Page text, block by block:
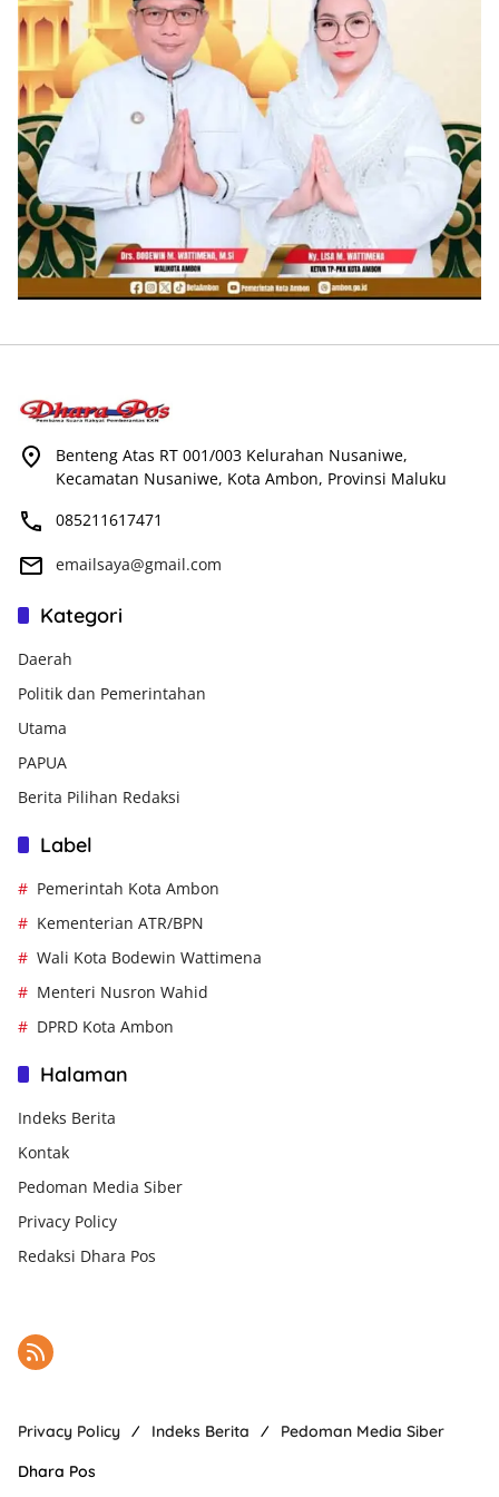
Benteng Atas RT 001/003 Kelurahan Nusaniwe,
Kecamatan Nusaniwe, Kota Ambon, Provinsi Maluku
085211617471
emailsaya@gmail.com
Kategori
Daerah
Politik dan Pemerintahan
Utama
PAPUA
Berita Pilihan Redaksi
Label
Pemerintah Kota Ambon
Kementerian ATR/BPN
Wali Kota Bodewin Wattimena
Menteri Nusron Wahid
DPRD Kota Ambon
Halaman
Indeks Berita
Kontak
Pedoman Media Siber
Privacy Policy
Redaksi Dhara Pos
Privacy Policy Indeks Berita
Pedoman Media Siber
Dhara Pos